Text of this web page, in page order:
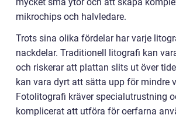
mycket små ytor och att skapa
mikrochips och halvledare.
Trots sina olika fördelar har varje
nackdelar. Traditionell litografi kan
och riskerar att plattan slits ut över
kan vara dyrt att sätta upp för mindre
Fotolitografi kräver specialutrustning
komplicerat att utföra för oerfarna